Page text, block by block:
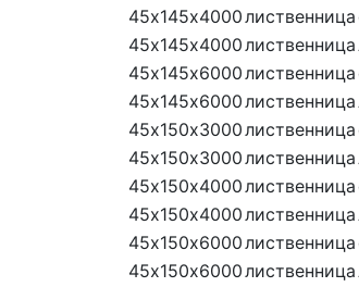
45х145х4000лиственница
45х145х4000лиственница
45х145х6000лиственница
45х145х6000лиственница
45х150х3000лиственница
45х150х3000лиственница
45х150х4000лиственница
45х150х4000лиственница
45х150х6000лиственница
45х150х6000лиственница